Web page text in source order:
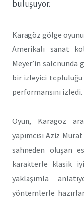
buluşuyor.
Karagöz gölge
Amerikalı sanat
Meyer’in
bir izleyici topluluğu
performansını izledi.
Oyun, Karagöz
yapımcısı Aziz
sahneden oluşan
karakterle klasik
yaklaşımla
yöntemlerle